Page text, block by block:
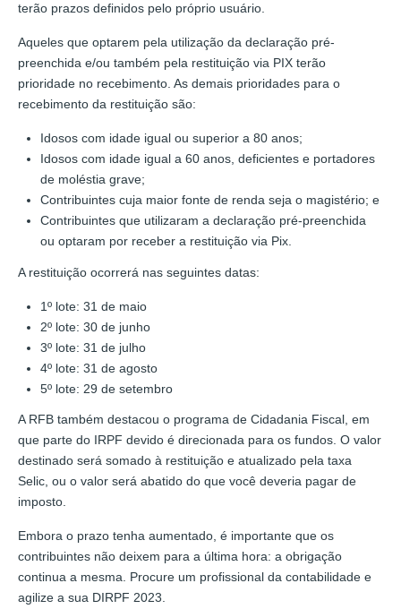
terão prazos definidos pelo próprio usuário.
Aqueles que optarem pela utilização da declaração pré-
preenchida e/ou também pela restituição via PIX terão
prioridade no recebimento. As demais prioridades para o
recebimento da restituição são:
Idosos com idade igual ou superior a 80 anos;
Idosos com idade igual a 60 anos, deficientes e portadores
de moléstia grave;
Contribuintes cuja maior fonte de renda seja o magistério; e
Contribuintes que utilizaram a declaração pré-preenchida
ou optaram por receber a restituição via Pix.
A restituição ocorrerá nas seguintes datas:
1º lote: 31 de maio
2º lote: 30 de junho
3º lote: 31 de julho
4º lote: 31 de agosto
5º lote: 29 de setembro
A RFB também destacou o programa de Cidadania Fiscal, em
que parte do IRPF devido é direcionada para os fundos. O valor
destinado será somado à restituição e atualizado pela taxa
Selic, ou o valor será abatido do que você deveria pagar de
imposto.
Embora o prazo tenha aumentado, é importante que os
contribuintes não deixem para a última hora: a obrigação
continua a mesma. Procure um profissional da contabilidade e
agilize a sua DIRPF 2023.